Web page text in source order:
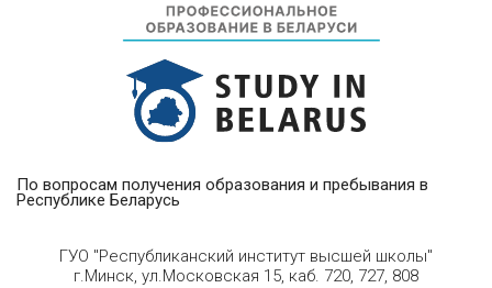
По вопросам получения образования и пребывания в
Республике Беларусь
ГУО "Республиканский институт высшей школы"
г.Минск, ул.Московская 15, каб. 720, 727, 808